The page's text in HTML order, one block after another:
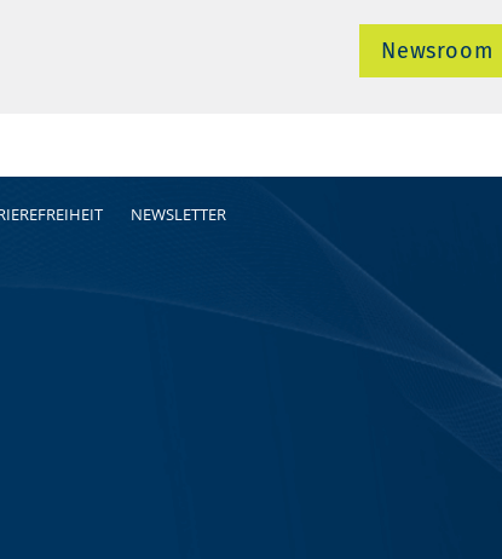
Newsroom
NEWSLETTER